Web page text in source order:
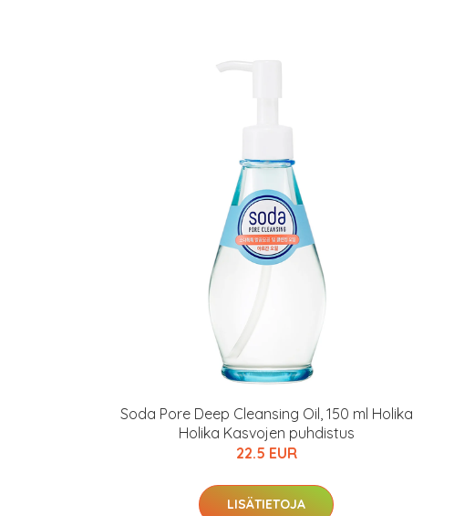
Soda Pore Deep Cleansing Oil, 150 ml Holika
Holika Kasvojen puhdistus
22.5 EUR
LISÄTIETOJA